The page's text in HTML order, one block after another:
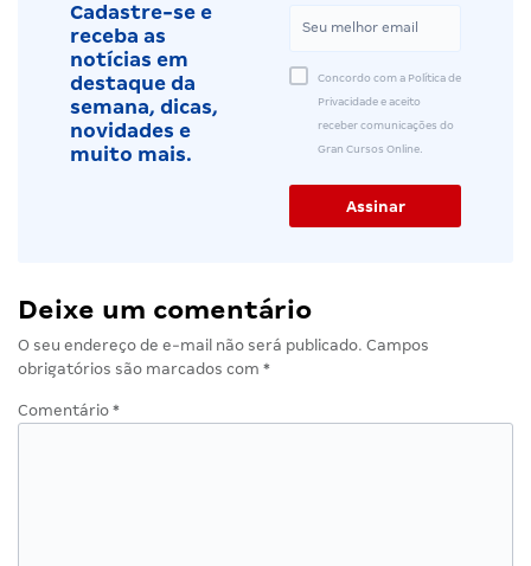
Cadastre-se e
receba as
notícias em
destaque da
semana, dicas,
novidades e
muito mais.
Concordo com a Política de
Privacidade e aceito
receber comunicações do
Gran Cursos Online.
Deixe um comentário
O seu endereço de e-mail não será publicado. Campos
obrigatórios são marcados com *
Comentário *